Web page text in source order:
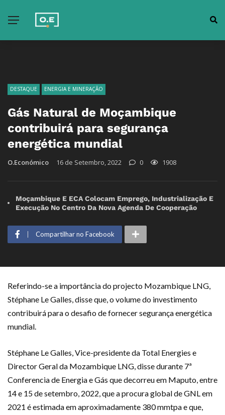
DESTAQUE ENERGIA E MINERAÇÃO
Gás Natural de Moçambique
contribuirá para segurança
energética mundial
O.Económico 16 de Setembro, 2022 0 1908
Moçambique E ECA Colocam Emprego, Industrialização E
Execução No Centro Da Nova Agenda De Cooperação
Compartilhar no Facebook
Referindo-se a importância do projecto Mozambique LNG,
Stéphane Le Galles, disse que, o volume do investimento
contribuirá para o desafio de fornecer segurança energética
mundial.
Stéphane Le Galles, Vice-presidente da Total Energies e
Director Geral da Mozambique LNG, disse durante 7ª
Conferencia de Energia e Gás que decorreu em Maputo, entre
14 e 15 de setembro, 2022, que a procura global de GNL em
2021 é estimada em aproximadamente 380 mmtpa e que,